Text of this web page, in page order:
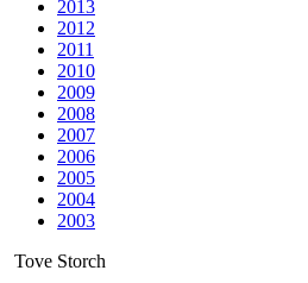
2013
2012
2011
2010
2009
2008
2007
2006
2005
2004
2003
Tove Storch